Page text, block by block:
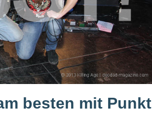
besten mit Punkt